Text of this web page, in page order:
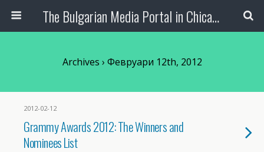
The Bulgarian Media Portal in Chicago
Archives › Февруари 12th, 2012
2012-02-12
Grammy Awards 2012: The Winners and
Nominees List